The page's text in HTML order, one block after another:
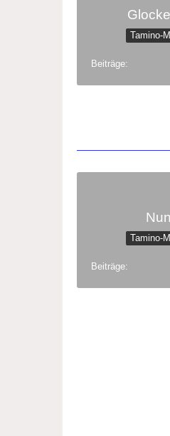
Tamino-
Beiträge
Tamino-
Beiträge